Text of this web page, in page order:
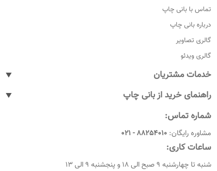
تماس با بانی چاپ
درباره بانی چاپ
گالری تصاویر
گالری ویدئو
خدمات مشتریان
پیگیری سفارشات
رویه های بازگرداندن کالا
شرایط و قوانین
راهنمای خرید از بانی چاپ
نحوه ثبت سفارش
نحوه ثبت نام
نحوه ارسال سفارشات
راهنمای پرداخت
شماره تماس:
مشاوره رایگان: 88254010 - 021
ساعات کاری:
شنبه تا چهارشنبه 9 صبح الی 18 و پنجشنبه 9 الی 13